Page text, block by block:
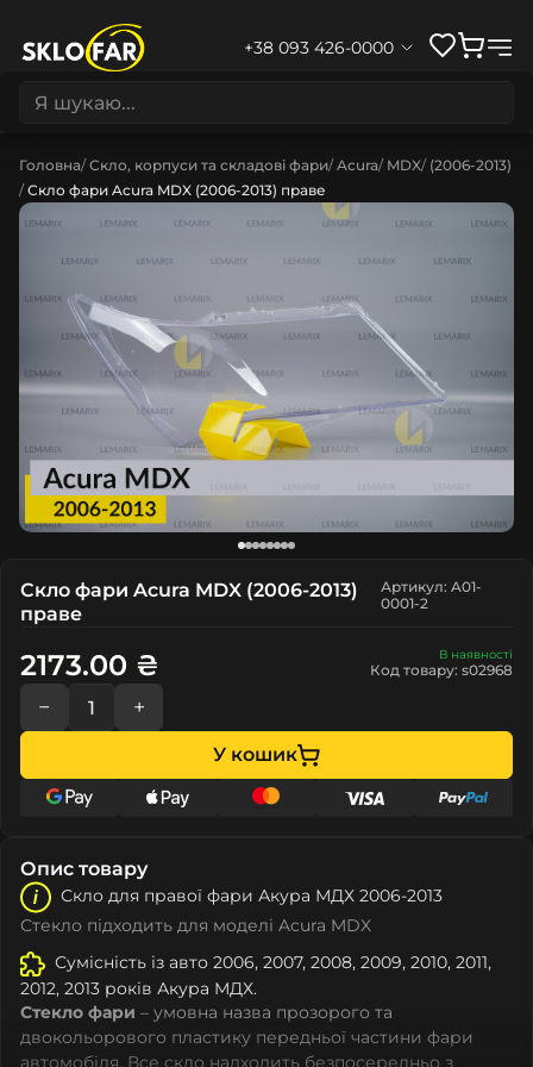
+38 093 426-0000
Головна Скло, корпуси та складові фари Acura MDX (2006-2013)
Скло фари Acura MDX (2006-2013) праве
Скло фари Acura MDX (2006-2013)
праве
Артикул: A01-
0001-2
В наявності
Код товару: s02968
2173.00 ₴
− +
У кошик
Опис товару
Скло для правої фари Акура МДХ 2006-2013
Стекло підходить для моделі Acura MDX
Сумісність із авто 2006, 2007, 2008, 2009, 2010, 2011,
2012, 2013 років Акура МДХ.
Стекло фари – умовна назва прозорого та
двокольорового пластику передньої частини фари
автомобіля. Все скло надходить безпосередньо з